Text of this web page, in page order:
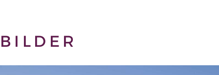
BILDER